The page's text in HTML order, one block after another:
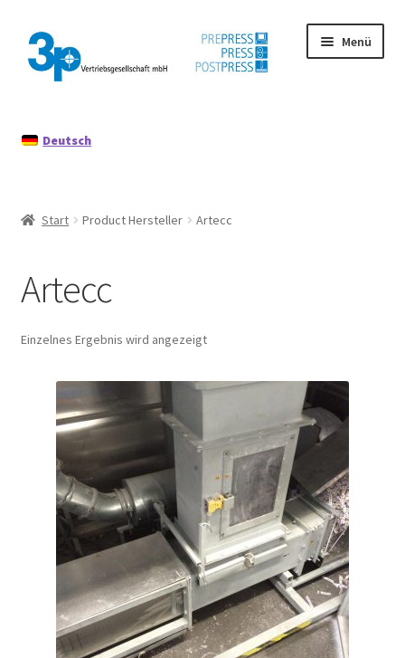
Zur
Navigation
springen
Zum
Inhalt
springen
Menü
Datenschutz
Mein Konto
Deutsch
Start Product Hersteller Artecc
Artecc
Einzelnes Ergebnis wird angezeigt